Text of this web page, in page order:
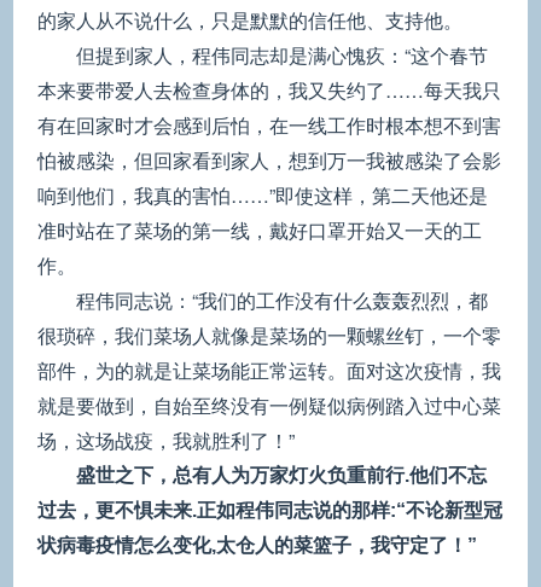
的家人从不说什么，只是默默的信任他、支持他。
但提到家人，程伟同志却是满心愧疚：“这个春节
本来要带爱人去检查身体的，我又失约了……每天我只
有在回家时才会感到后怕，在一线工作时根本想不到害
怕被感染，但回家看到家人，想到万一我被感染了会影
响到他们，我真的害怕……”即使这样，第二天他还是
准时站在了菜场的第一线，戴好口罩开始又一天的工
作。
程伟同志说：“我们的工作没有什么轰轰烈烈，都
很琐碎，我们菜场人就像是菜场的一颗螺丝钉，一个零
部件，为的就是让菜场能正常运转。面对这次疫情，我
就是要做到，自始至终没有一例疑似病例踏入过中心菜
场，这场战疫，我就胜利了！”
盛世之下，总有人为万家灯火负重前行.他们不忘
过去，更不惧未来.正如程伟同志说的那样:“不论新型冠
状病毒疫情怎么变化,太仓人的菜篮子，我守定了！”